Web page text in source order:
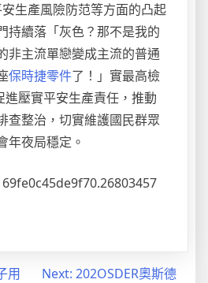
生產風險防范等方面的凸起
持續落「灰色？那不是我的
非主流單戀變成主流的普通
保時捷零件了！」實最高檢
進壓實平安生產責任，推動
查整治，切實維護國民群眾
年夜局穩定。
用
Next: 202OSDER奧斯德